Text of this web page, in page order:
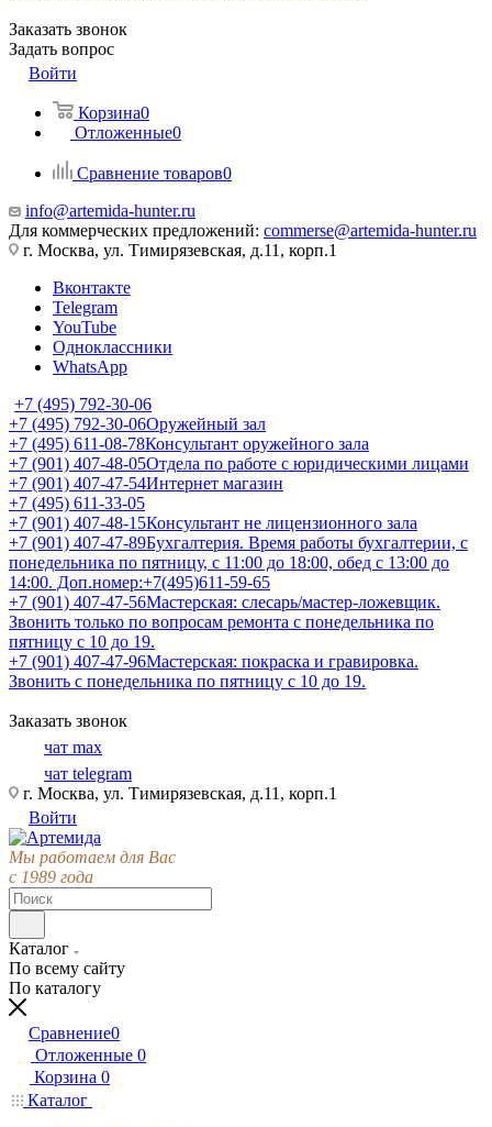
Заказать звонок
Задать вопрос
Войти
Корзина0
Отложенные0
Сравнение товаров0
info@artemida-hunter.ru
Для коммерческих предложений: commerse@artemida-hunter.ru
г. Москва, ул. Тимирязевская, д.11, корп.1
Вконтакте
Telegram
YouTube
Одноклассники
WhatsApp
+7 (495) 792-30-06
+7 (495) 792-30-06Оружейный зал
+7 (495) 611-08-78Консультант оружейного зала
+7 (901) 407-48-05Отдела по работе с юридическими лицами
+7 (901) 407-47-54Интернет магазин
+7 (495) 611-33-05
+7 (901) 407-48-15Консультант не лицензионного зала
+7 (901) 407-47-89Бухгалтерия. Время работы бухгалтерии, с
понедельника по пятницу, с 11:00 до 18:00, обед с 13:00 до
14:00. Доп.номер:+7(495)611-59-65
+7 (901) 407-47-56Мастерская: слесарь/мастер-ложевщик.
Звонить только по вопросам ремонта с понедельника по
пятницу с 10 до 19.
+7 (901) 407-47-96Мастерская: покраска и гравировка.
Звонить с понедельника по пятницу с 10 до 19.
Заказать звонок
чат max
чат telegram
г. Москва, ул. Тимирязевская, д.11, корп.1
Войти
Мы работаем для Вас
с 1989 года
Каталог
По всему сайту
По каталогу
Сравнение0
Отложенные 0
Корзина 0
Каталог